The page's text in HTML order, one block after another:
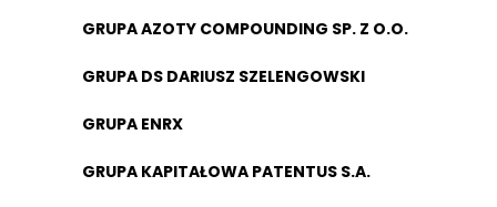
GRUPA AZOTY COMPOUNDING SP. Z O.O.
GRUPA DS DARIUSZ SZELENGOWSKI
GRUPA ENRX
GRUPA KAPITAŁOWA PATENTUS S.A.